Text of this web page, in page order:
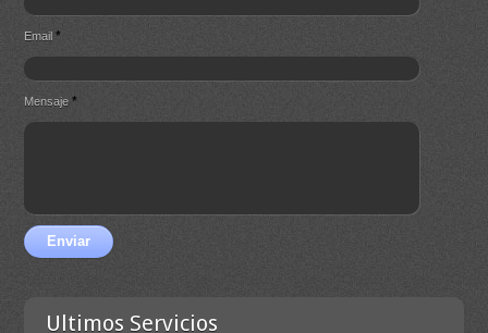
Email*
Mensaje*
Enviar
Ultimos Servicios